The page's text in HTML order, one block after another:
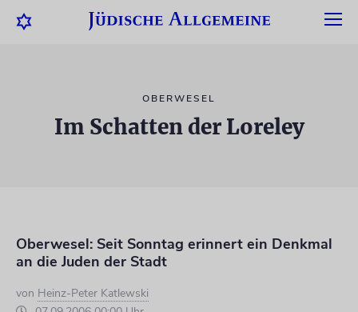
OBERWESEL
Im Schatten der Loreley
Oberwesel: Seit Sonntag erinnert ein Denkmal
an die Juden der Stadt
von Heinz-Peter Katlewski